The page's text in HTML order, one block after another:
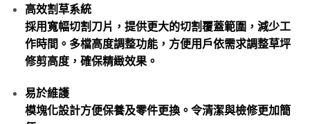
高效割草系統
採用寬幅切割刀片，提供更大的切割覆蓋範圍，減少工
作時間。多檔高度調整功能，方便用戶依需求調整草坪
修剪高度，確保精緻效果。
易於維護
模塊化設計方便保養及零件更換。令清潔與檢修更加簡